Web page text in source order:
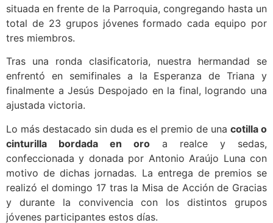
situada en frente de la Parroquia, congregando hasta un
total de 23 grupos jóvenes formado cada equipo por
tres miembros.
Tras una ronda clasificatoria, nuestra hermandad se
enfrentó en semifinales a la Esperanza de Triana y
finalmente a Jesús Despojado en la final, logrando una
ajustada victoria.
Lo más destacado sin duda es el premio de una cotilla o
cinturilla bordada en oro a realce y sedas,
confeccionada y donada por Antonio Araújo Luna con
motivo de dichas jornadas. La entrega de premios se
realizó el domingo 17 tras la Misa de Acción de Gracias
y durante la convivencia con los distintos grupos
jóvenes participantes estos días.